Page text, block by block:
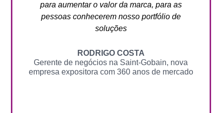
para aumentar o valor da marca, para as
pessoas conhecerem nosso portfólio de
soluções
RODRIGO COSTA
Gerente de negócios na Saint-Gobain, nova
empresa expositora com 360 anos de mercado